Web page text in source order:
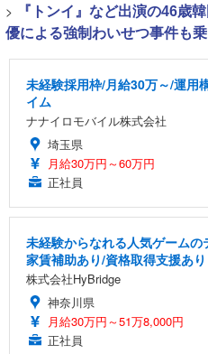
>
『トンイ』など出演の46歳
優による強制わいせつ事件も乗
未経験採用枠/月給30万～/運用
イム
ナナイロモバイル株式会社
埼玉県
月給30万円～60万円
正社員
未経験からなれる人気ゲームの
家賃補助あり/資格取得支援あり
株式会社HyBridge
神奈川県
月給30万円～51万8,000円
正社員